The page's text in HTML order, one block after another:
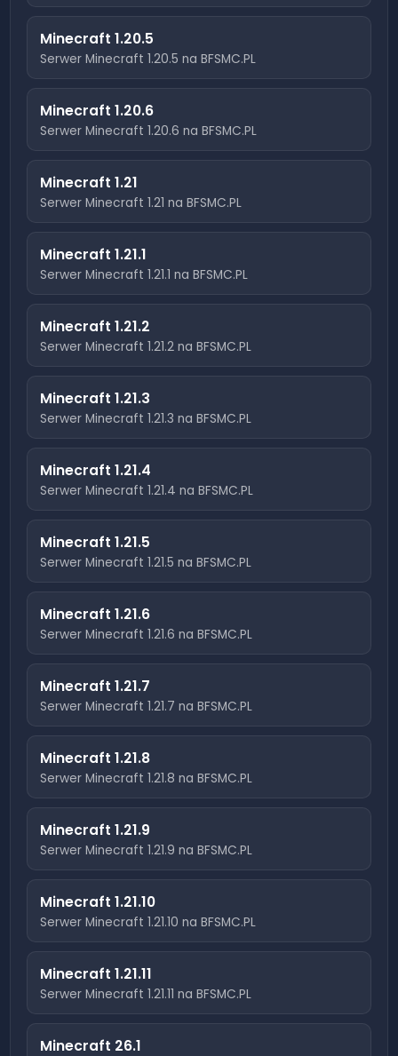
Minecraft1.20.5
Serwer Minecraft1.20.5 na BFSMC.PL
Minecraft1.20.6
Serwer Minecraft1.20.6 na BFSMC.PL
Minecraft1.21
Serwer Minecraft1.21 na BFSMC.PL
Minecraft1.21.1
Serwer Minecraft1.21.1 na BFSMC.PL
Minecraft1.21.2
Serwer Minecraft1.21.2 na BFSMC.PL
Minecraft1.21.3
Serwer Minecraft1.21.3 na BFSMC.PL
Minecraft1.21.4
Serwer Minecraft1.21.4 na BFSMC.PL
Minecraft1.21.5
Serwer Minecraft1.21.5 na BFSMC.PL
Minecraft1.21.6
Serwer Minecraft1.21.6 na BFSMC.PL
Minecraft1.21.7
Serwer Minecraft1.21.7 na BFSMC.PL
Minecraft1.21.8
Serwer Minecraft1.21.8 na BFSMC.PL
Minecraft1.21.9
Serwer Minecraft1.21.9 na BFSMC.PL
Minecraft1.21.10
Serwer Minecraft1.21.10 na BFSMC.PL
Minecraft1.21.11
Serwer Minecraft1.21.11 na BFSMC.PL
Minecraft 26.1